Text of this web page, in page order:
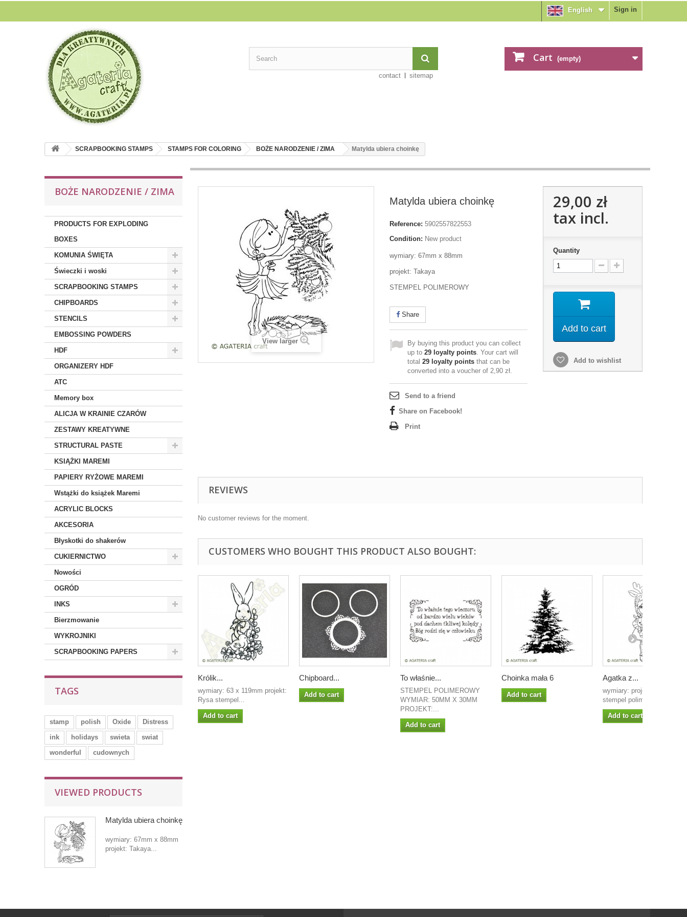
Sign in
English
Cart (empty)
contact sitemap
SCRAPBOOKING STAMPS STAMPS FOR COLORING BOŻE NARODZENIE / ZIMA Matylda ubiera choinkę
BOŻE NARODZENIE / ZIMA
PRODUCTS FOR EXPLODING
BOXES
KOMUNIA ŚWIĘTA
Świeczki i woski
SCRAPBOOKING STAMPS
CHIPBOARDS
STENCILS
EMBOSSING POWDERS
HDF
ORGANIZERY HDF
ATC
Memory box
ALICJA W KRAINIE CZARÓW
ZESTAWY KREATYWNE
STRUCTURAL PASTE
KSIĄŻKI MAREMI
PAPIERY RYŻOWE MAREMI
Wstążki do książek Maremi
ACRYLIC BLOCKS
AKCESORIA
Błyskotki do shakerów
CUKIERNICTWO
Nowości
OGRÓD
INKS
Bierzmowanie
WYKROJNIKI
SCRAPBOOKING PAPERS
TAGS
stamp polish Oxide
Distress
ink
holidays swieta
swiat
wonderful
cudownych
VIEWED PRODUCTS
Matylda ubiera choinkę
wymiary: 67mm x 88mm
projekt: Takaya...
View larger
Matylda ubiera choinkę
Reference: 5902557822553
Condition: New product
wymiary: 67mm x 88mm
projekt: Takaya
STEMPEL POLIMEROWY
Share
By buying this product you can collect
up to 29 loyalty points. Your cart will
total 29 loyalty points that can be
converted into a voucher of 2,90 zł.
Send to a friend
Share on Facebook!
Print
29,00 zł
tax incl.
Quantity
Add to cart
Add to wishlist
REVIEWS
No customer reviews for the moment.
CUSTOMERS WHO BOUGHT THIS PRODUCT ALSO BOUGHT:
Królik...
wymiary: 63 x 119mm projekt:
Rysa stempel...
Add to cart
Chipboard...
Add to cart
To właśnie...
STEMPEL POLIMEROWY
WYMIAR: 50MM X 30MM
PROJEKT:...
Add to cart
Choinka mała 6
Add to cart
Agatka z...
wymiary: projekt: Rysa
stempel polimerowy
Add to cart